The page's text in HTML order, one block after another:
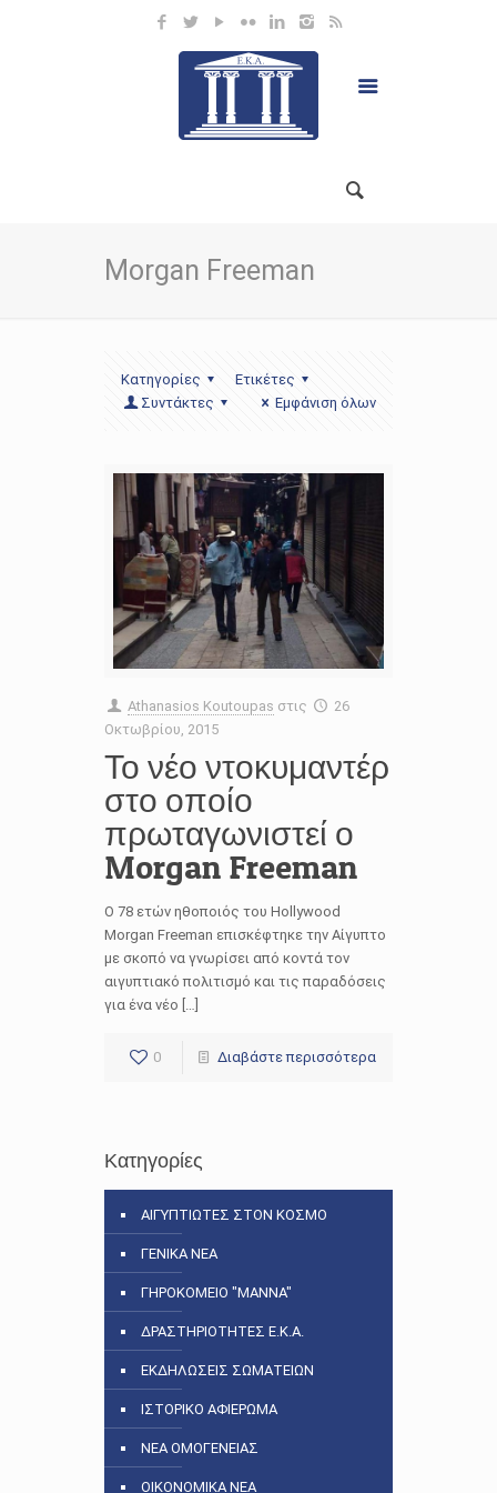
Morgan Freeman
Κατηγορίες
Ετικέτες
Συντάκτες
Εμφάνιση όλων
Athanasios Koutoupas στις
26
Οκτωβρίου, 2015
Το νέο ντοκυμαντέρ
στο οποίο
πρωταγωνιστεί ο
Morgan Freeman
O 78 ετών ηθοποιός του Hollywood
Morgan Freeman επισκέφτηκε την Αίγυπτο
με σκοπό να γνωρίσει από κοντά τον
αιγυπτιακό πολιτισμό και τις παραδόσεις
για ένα νέο […]
0 Διαβάστε περισσότερα
Κατηγορίες
ΑΙΓΥΠΤΙΩΤΕΣ ΣΤΟΝ ΚΟΣΜΟ
ΓΕΝΙΚΑ ΝΕΑ
ΓΗΡΟΚΟΜΕΙΟ "ΜΑΝΝΑ"
ΔΡΑΣΤΗΡΙΟΤΗΤΕΣ Ε.Κ.Α.
ΕΚΔΗΛΩΣΕΙΣ ΣΩΜΑΤΕΙΩΝ
ΙΣΤΟΡΙΚΟ ΑΦΙΕΡΩΜΑ
ΝΕΑ ΟΜΟΓΕΝΕΙΑΣ
ΟΙΚΟΝΟΜΙΚΑ ΝΕΑ